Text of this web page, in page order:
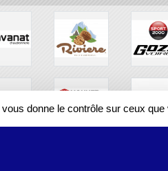
donne le contrôle sur ceux